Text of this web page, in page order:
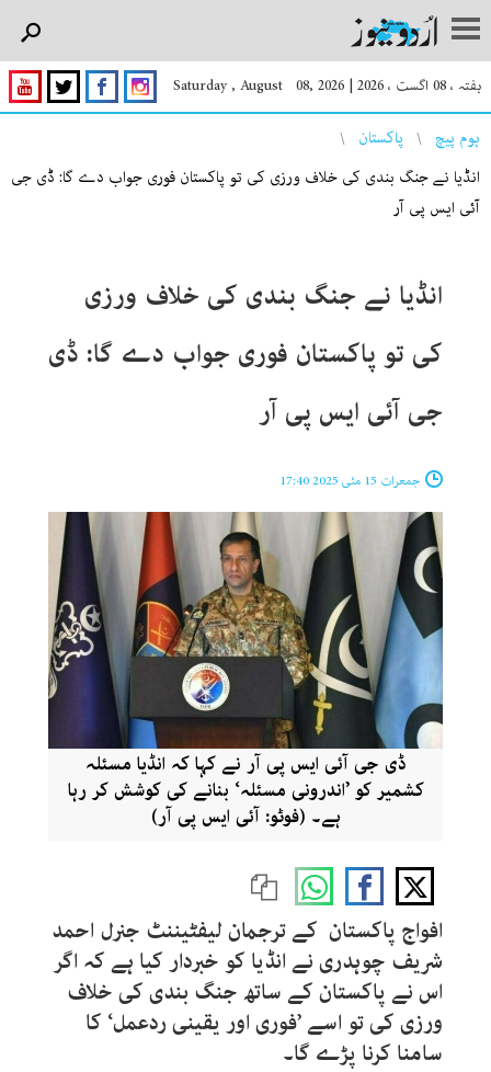
ہفتہ ، 08 اگست ، 2026 |
Saturday , August 08, 2026
You are here
ہوم پیچ
پاکستان
انڈیا نے جنگ بندی کی خلاف ورزی کی تو پاکستان فوری جواب دے گا: ڈی جی
آئی ایس پی آر
انڈیا نے جنگ بندی کی خلاف ورزی
کی تو پاکستان فوری جواب دے گا: ڈی
جی آئی ایس پی آر
جمعرات 15 مئی 2025 17:40
ڈی جی آئی ایس پی آر نے کہا کہ انڈیا مسئلہ
کشمیر کو ’اندرونی مسئلہ‘ بنانے کی کوشش کر رہا
ہے۔ (فوٹو: آئی ایس پی آر)
افواج پاکستان کے ترجمان لیفٹیننٹ جنرل احمد
شریف چوہدری نے انڈیا کو خبردار کیا ہے کہ اگر
اس نے پاکستان کے ساتھ جنگ بندی کی خلاف
ورزی کی تو اسے ’فوری اور یقینی ردعمل‘ کا
سامنا کرنا پڑے گا۔